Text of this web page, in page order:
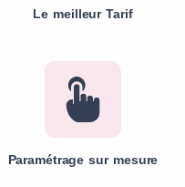
Le meilleur Tarif
Paramétrage sur mesure